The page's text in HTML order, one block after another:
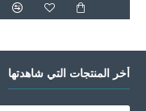
أخر المنتجات التي شاهدتها